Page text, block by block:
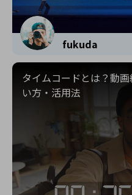
fukuda
タイムコードとは？動
い方・活用法